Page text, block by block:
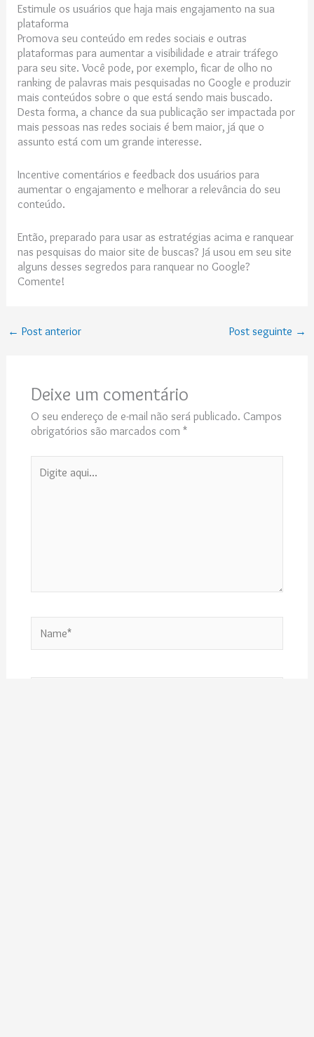
Estimule os usuários que haja mais engajamento na sua
plataforma
Promova seu conteúdo em redes sociais e outras
plataformas para aumentar a visibilidade e atrair tráfego
para seu site. Você pode, por exemplo, ficar de olho no
ranking de palavras mais pesquisadas no Google e produzir
mais conteúdos sobre o que está sendo mais buscado.
Desta forma, a chance da sua publicação ser impactada por
mais pessoas nas redes sociais é bem maior, já que o
assunto está com um grande interesse.
Incentive comentários e feedback dos usuários para
aumentar o engajamento e melhorar a relevância do seu
conteúdo.
Então, preparado para usar as estratégias acima e ranquear
nas pesquisas do maior site de buscas? Já usou em seu site
alguns desses segredos para ranquear no Google?
Comente!
← Post anterior Post seguinte →
Deixe um comentário
O seu endereço de e-mail não será publicado. Campos
obrigatórios são marcados com *
aqui...